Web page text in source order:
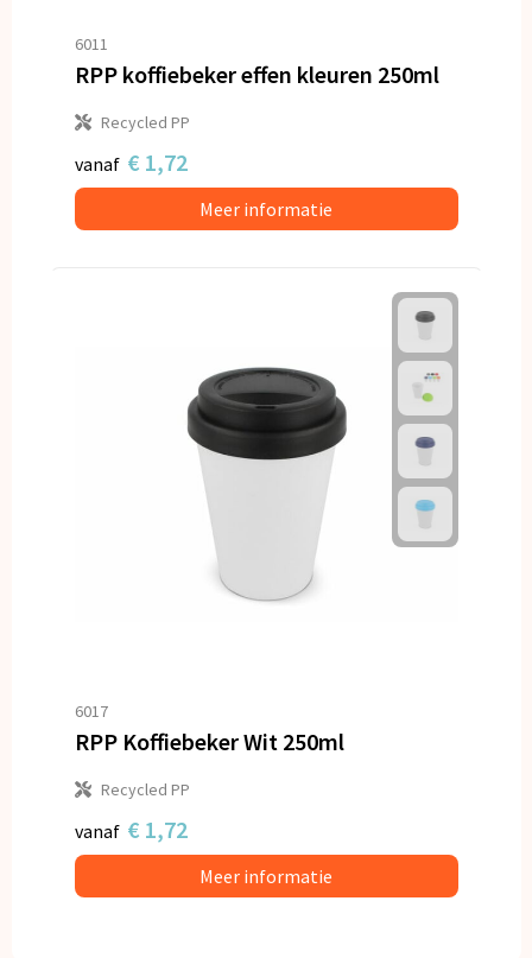
6011
RPP koffiebeker effen kleuren 250ml
Recycled PP
vanaf € 1,72
Meer informatie
6017
RPP Koffiebeker Wit 250ml
Recycled PP
vanaf € 1,72
Meer informatie